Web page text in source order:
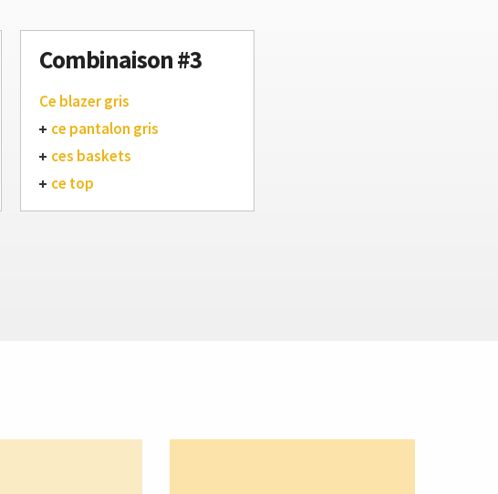
Combinaison #3
Ce blazer gris
ce pantalon gris
ces baskets
ce top